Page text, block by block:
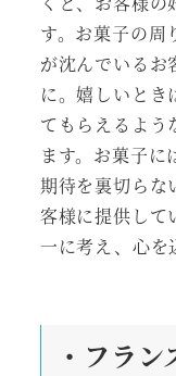
す。お菓子の周
が沈んでいるお
に。嬉しいとき
てもらえるよう
ます。お菓子に
期待を裏切らな
客様に提供して
一に考え、心を
・フラ